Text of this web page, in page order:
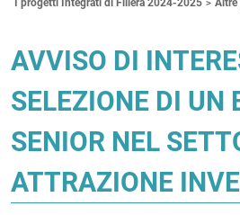
I progetti Integrati di Filiera 2024-2025
Altre
AVVISO DI
SELEZIONE DI UN
SENIOR NEL
ATTRAZIONE